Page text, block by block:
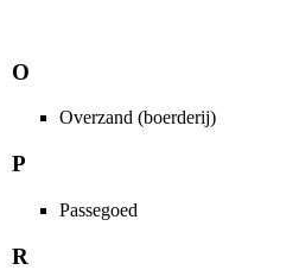
O
Overzand (boerderij)
P
Passegoed
R